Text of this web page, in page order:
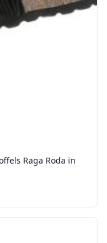
Raga Roda in